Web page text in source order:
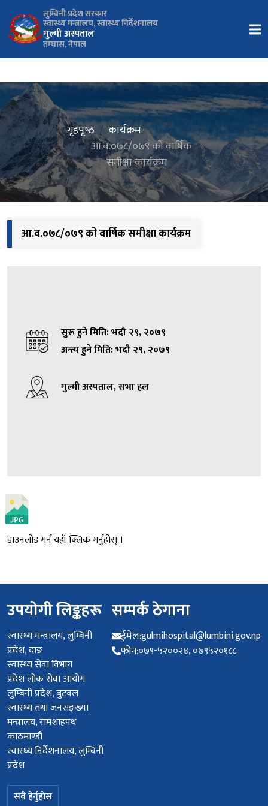
लुम्बिनी प्रदेश सरकार
स्वास्थ्य मन्त्रालय, स्वास्थ्य निर्देशनालय
गुल्मी अस्पताल
तम्घास, नेपाल
गृहपृष्‍ठ
कार्यक्रम
आ.व.०७८/०७९ को वार्षिक
समीक्षा कार्यक्रम
आ.व.०७८/०७९ को वार्षिक समीक्षा कार्यक्रम
सुरू हुने मिति: भदौ २९, २०७९
अन्त्य हुने मिति: भदौ २९, २०७९
गुल्मी अस्पताल, सभा हल
डाउनलोड गर्न यहाँ क्लिक गर्नुहोस् ।
उपयोगी लिङ्कहरू
स्वास्थ्य मन्त्रालय, लुम्बिनी
प्रदेश, दाङ
स्वास्थ्य सेवा विभाग
प्रदेश लोक सेवा आयोग
लुम्बिनी प्रदेश, बुटवल
स्वास्थ्य तथा जनसङ्ख्या
मन्त्रालय, रामशाहपथ
काठमाण्डौं
स्वास्थ्य निर्देशनालय, लुम्बिनी
प्रदेश
सबै हेर्नुहोस
सम्पर्क ठेगाना
ईमेल:gulmihospital@lumbini.gov.np
फोन:०७९-५२००२४, ०७९५२०१८८